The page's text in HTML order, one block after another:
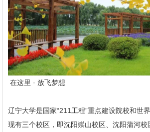
在这里 · 放飞梦想
辽宁大学是国家“211工程”重点建设院校和世
现有三个校区，即沈阳崇山校区、沈阳蒲河校